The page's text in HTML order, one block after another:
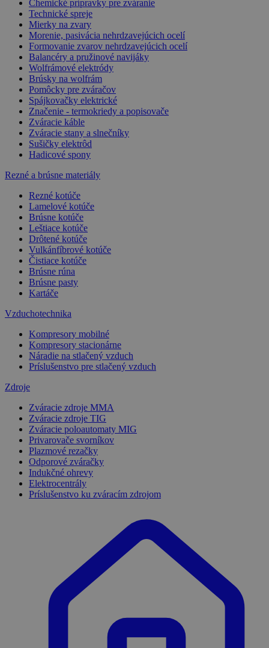
Chemické prípravky pre zváranie
Technické spreje
Mierky na zvary
Morenie, pasivácia nehrdzavejúcich ocelí
Formovanie zvarov nehrdzavejúcich ocelí
Balancéry a pružinové navijáky
Wolfrámové elektródy
Brúsky na wolfrám
Pomôcky pre zváračov
Spájkovačky elektrické
Značenie - termokriedy a popisovače
Zváracie káble
Zváracie stany a slnečníky
Sušičky elektrôd
Hadicové spony
Rezné a brúsne materiály
Rezné kotúče
Lamelové kotúče
Brúsne kotúče
Leštiace kotúče
Drôtené kotúče
Vulkánfíbrové kotúče
Čistiace kotúče
Brúsne rúna
Brúsne pasty
Kartáče
Vzduchotechnika
Kompresory mobilné
Kompresory stacionárne
Náradie na stlačený vzduch
Príslušenstvo pre stlačený vzduch
Zdroje
Zváracie zdroje MMA
Zváracie zdroje TIG
Zváracie poloautomaty MIG
Privarovače svorníkov
Plazmové rezačky
Odporové zváračky
Indukčné ohrevy
Elektrocentrály
Príslušenstvo ku zváracím zdrojom